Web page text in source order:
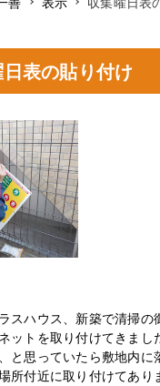
表の貼り付け
スハウス、新築で清掃の
ットを取り付けてきまし
と思っていたら敷地内に
所付近に取り付けてあり